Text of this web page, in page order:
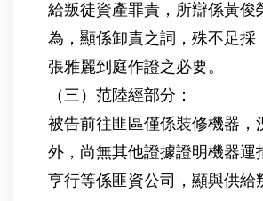
給叛徒資產罪責，所辯係黃俊
為，顯係卸責之詞，殊不足採
張雅麗到庭作證之必要。
（三）范陸經部分：
被告前往匪區僅係裝修機器，
外，尚無其他證據證明機器運
亨行等係匪資公司，顯與供給